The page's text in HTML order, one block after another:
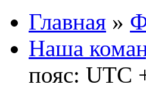
Главная »
Наша
пояс: UTC